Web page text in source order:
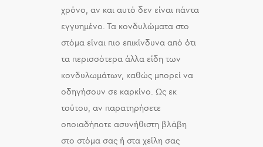
χρόνο, αν και αυτό δεν είναι πάντα
εγγυημένο. Τα κονδυλώματα στο
στόμα είναι πιο επικίνδυνα από ότι
τα περισσότερα άλλα είδη των
κονδυλωμάτων, καθώς μπορεί να
οδηγήσουν σε καρκίνο. Ως εκ
τούτου, αν παρατηρήσετε
οποιαδήποτε ασυνήθιστη βλάβη
στο στόμα σας ή στα χείλη σας